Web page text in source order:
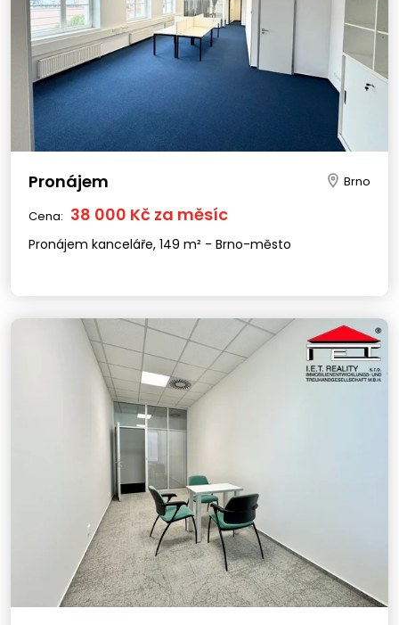
Pronájem Brno
Cena: 38 000 Kč za měsíc
Pronájem kanceláře, 149 m² - Brno-město